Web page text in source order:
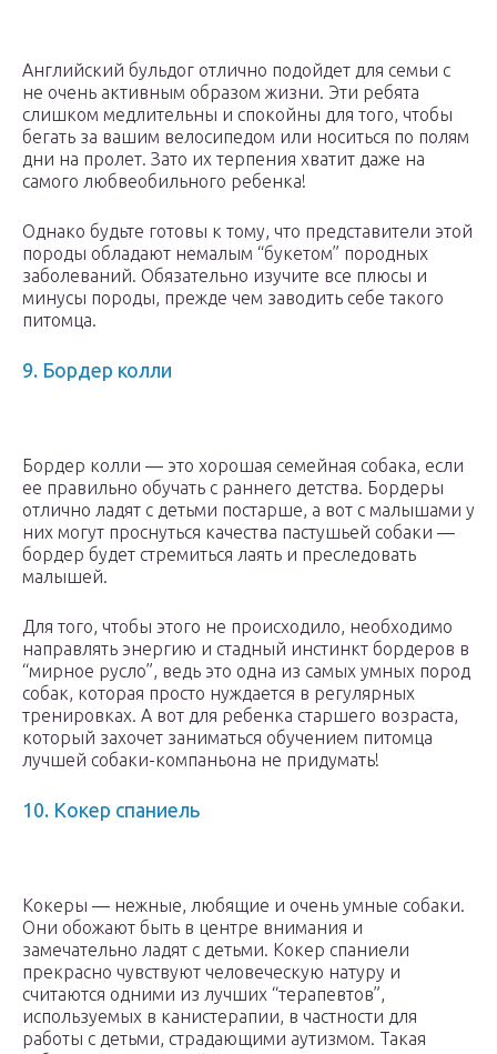
Английский бульдог отлично подойдет для семьи с
не очень активным образом жизни. Эти ребята
слишком медлительны и спокойны для того, чтобы
бегать за вашим велосипедом или носиться по полям
дни на пролет. Зато их терпения хватит даже на
самого любвеобильного ребенка!
Однако будьте готовы к тому, что представители этой
породы обладают немалым “букетом” породных
заболеваний. Обязательно изучите все плюсы и
минусы породы, прежде чем заводить себе такого
питомца.
9. Бордер колли
Бордер колли — это хорошая семейная собака, если
ее правильно обучать с раннего детства. Бордеры
отлично ладят с детьми постарше, а вот с малышами у
них могут проснуться качества пастушьей собаки —
бордер будет стремиться лаять и преследовать
малышей.
Для того, чтобы этого не происходило, необходимо
направлять энергию и стадный инстинкт бордеров в
“мирное русло”, ведь это одна из самых умных пород
собак, которая просто нуждается в регулярных
тренировках. А вот для ребенка старшего возраста,
который захочет заниматься обучением питомца
лучшей собаки-компаньона не придумать!
10. Кокер спаниель
Кокеры — нежные, любящие и очень умные собаки.
Они обожают быть в центре внимания и
замечательно ладят с детьми. Кокер спаниели
прекрасно чувствуют человеческую натуру и
считаются одними из лучших “терапевтов”,
используемых в канистерапии, в частности для
работы с детьми, страдающими аутизмом. Такая